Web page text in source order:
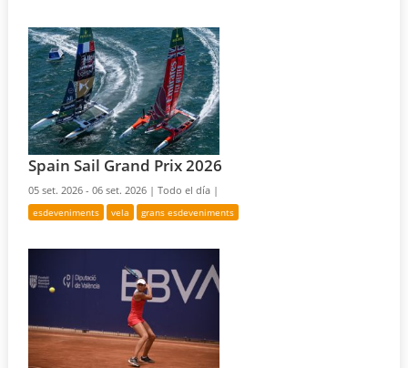
Spain Sail Grand Prix 2026
05 set. 2026 - 06 set. 2026 |Todo el día |
esdeveniments vela grans esdeveniments